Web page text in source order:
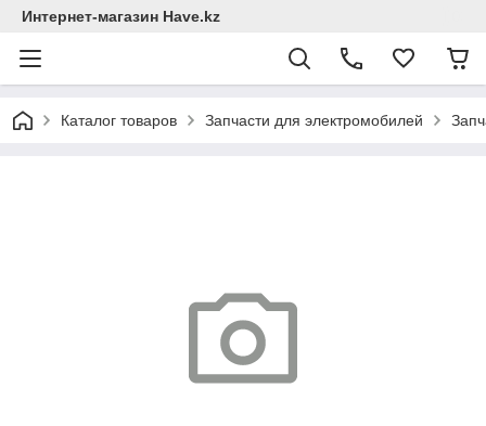
Интернет-магазин Have.kz
Каталог товаров Запчасти для электромобилей